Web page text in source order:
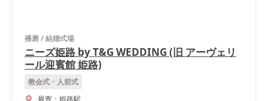
播磨/結婚式場
ニーズ姫路 by T&G WEDDING (旧 アーヴェリ
ール迎賓館 姫路)
教会式・人前式
最寄： 姫路駅